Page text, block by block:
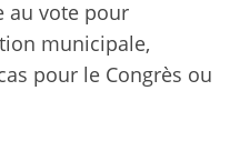
au vote pour
municipale,
pour le Congrès ou